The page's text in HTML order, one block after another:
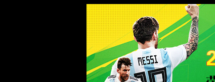
168直播(CHN)体育赛事免费观看
页面错误！请稍后再试～